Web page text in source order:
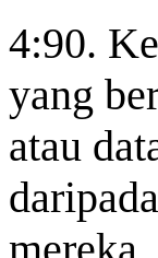
4:90.
yang
atau
daripada